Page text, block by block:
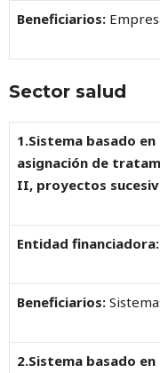
Beneficiarios:
Sector salud
1.Sistema basado
asignación de
II, proyectos
Entidad financiadora:
Beneficiarios:
2.Sistema basado